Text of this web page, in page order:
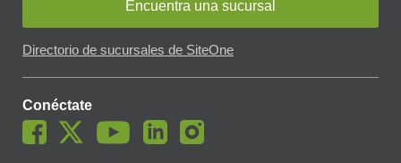
Encuentra una sucursal
Directorio de sucursales de SiteOne
Conéctate